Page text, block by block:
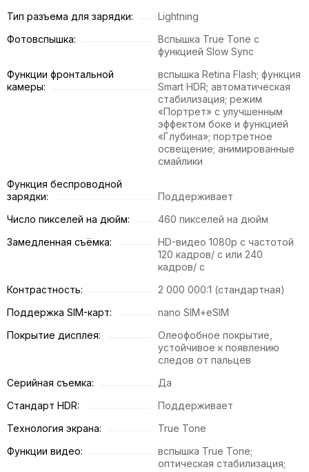
Тип разъема для зарядки:
Lightning
Фотовспышка:
Вспышка True Tone с
функцией Slow Sync
Функции фронтальной
камеры:
вспышка Retina Flash; функция
Smart HDR; автоматическая
стабилизация; режим
«Портрет» с улучшенным
эффектом боке и функцией
«Глубина»; портретное
освещение; анимированные
смайлики
Функция беспроводной
зарядки:
Поддерживает
Число пикселей на дюйм:
460 пикселей на дюйм
Замедленная съёмка:
HD-видео 1080р c частотой
120 кадров/ с или 240
кадров/ с
Контрастность:
2 000 000:1 (стандартная)
Поддержка SIM-карт:
nano SIM+eSIM
Покрытие дисплея:
Олеофобное покрытие,
устойчивое к появлению
следов от пальцев
Серийная съемка:
Да
Стандарт HDR:
Поддерживает
Технология экрана:
True Tone
Функции видео:
вспышка True Tone;
оптическая стабилизация;